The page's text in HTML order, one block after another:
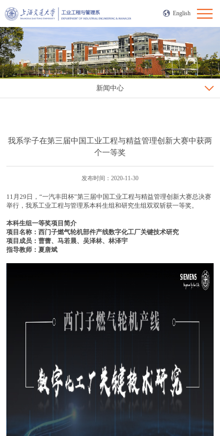
English
新闻中心
我系学子在第三届中国工业工程与精益管理创新大赛中获两
个一等奖
发布时间：2020-11-30
11月29日，“一汽丰田杯”第三届中国工业工程与精益管理创新大赛总决赛
举行，我系工业工程与管理系本科生组和研究生组双双斩获一等奖。
本科生组一等奖项目简介
项目名称：西门子燃气轮机部件产线数字化工厂关键技术研究
项目成员：曹蕾、马若晨、吴泽林、林泽宇
指导教师：夏唐斌